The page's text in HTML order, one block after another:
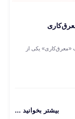
«معرق‌کاری» یکی از
بیشتر بخوانید ...